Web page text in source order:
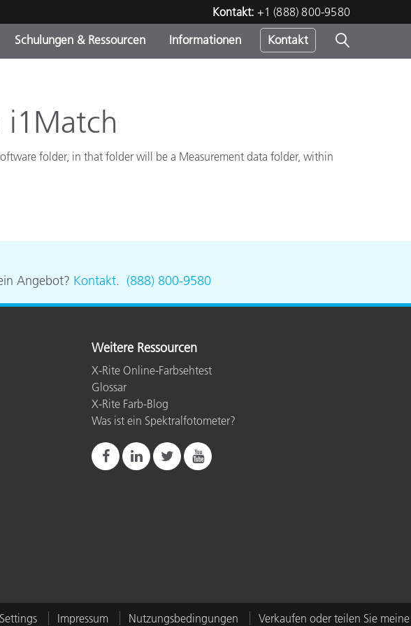
Kontakt: +1 (888) 800-9580
Sonderaktionen
Schulungen & Ressourcen Informationen Kontakt
i1Match
folder, in that folder will be a Measurement data folder, within
Angebot? Kontakt. (888) 800-9580
Weitere Ressourcen
X-Rite Online-Farbsehtest
Glossar
X-Rite Farb-Blog
Was ist ein Spektralfotometer?
Impressum Nutzungsbedingungen Verkaufen oder teilen Sie meine